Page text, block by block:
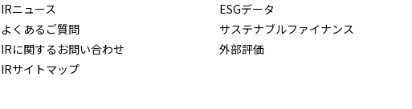
IRニュース
よくあるご質問
IRに関するお問い合わせ
IRサイトマップ
ESGデータ
サステナブルファイナンス
外部評価